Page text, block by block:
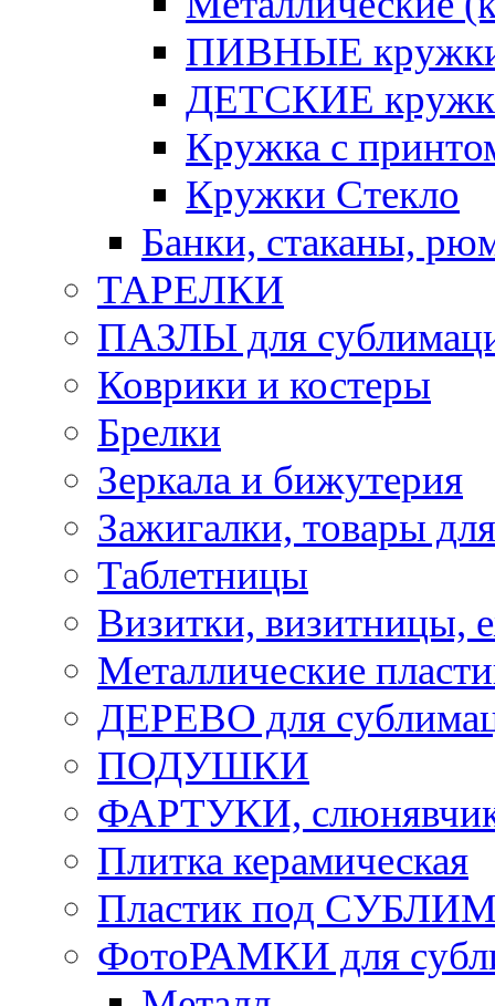
ПИВНЫЕ
ДЕТСКИЕ
Кружка с
Кружки Стекло
Банки, стаканы,
ТАРЕЛКИ
ПАЗЛЫ для
Коврики и костеры
Брелки
Зеркала и бижутерия
Зажигалки, товары
Таблетницы
Визитки, визитницы,
Металлические
ДЕРЕВО для
ПОДУШКИ
ФАРТУКИ,
Плитка керамическая
Пластик под
ФотоРАМКИ для